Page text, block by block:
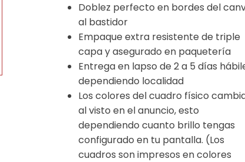
Doblez perfecto en bordes del
al bastidor
Empaque extra resistente de triple
capa y asegurado en paquetería
Entrega en lapso de 2 a 5 días
dependiendo localidad
Los colores del cuadro físico
al visto en el anuncio, esto
dependiendo cuanto brillo tengas
configurado en tu pantalla. (Los
cuadros son impresos en colores